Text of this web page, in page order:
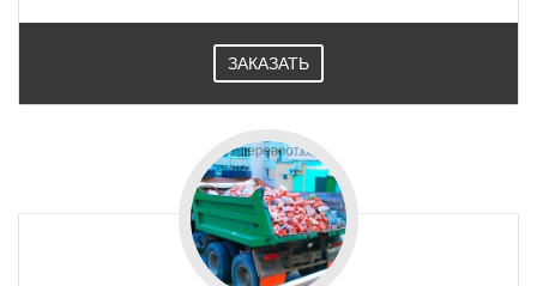
ЗАКАЗАТЬ